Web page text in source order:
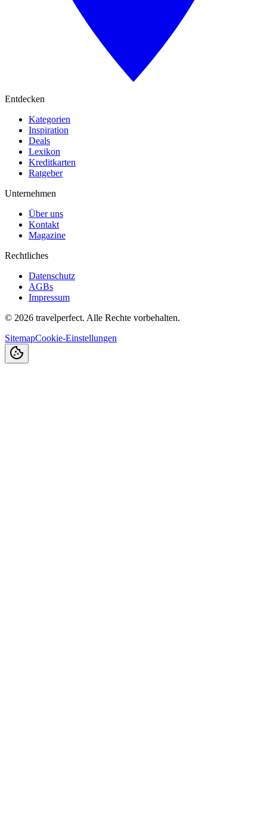
Entdecken
Kategorien
Inspiration
Deals
Lexikon
Kreditkarten
Ratgeber
Unternehmen
Über uns
Kontakt
Magazine
Rechtliches
Datenschutz
AGBs
Impressum
© 2026 travelperfect. Alle Rechte vorbehalten.
SitemapCookie-Einstellungen